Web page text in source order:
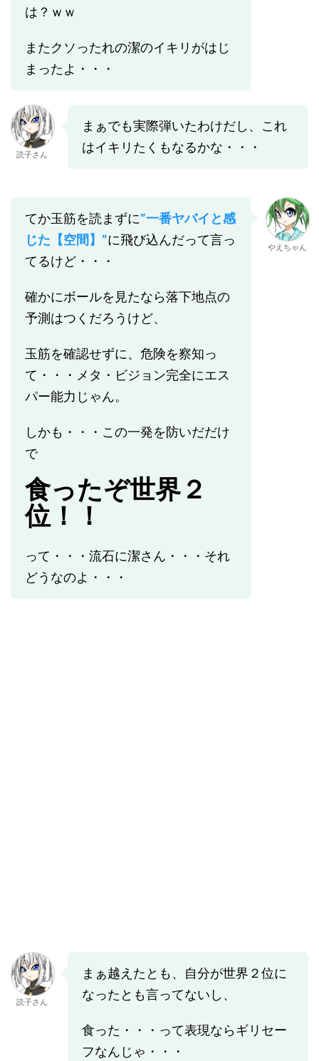
は？ｗｗ
またクソったれの潔のイキリがはじ
まったよ・・・
読子さん
まぁでも実際弾いたわけだし、これ
はイキリたくもなるかな・・・
てか玉筋を読まずに”一番ヤバイと感
じた【空間】”に飛び込んだって言っ
てるけど・・・
確かにボールを見たなら落下地点の
予測はつくだろうけど、
玉筋を確認せずに、危険を察知っ
て・・・メタ・ビジョン完全にエス
パー能力じゃん。
しかも・・・この一発を防いだだけ
で
食ったぞ世界２
位！！
って・・・流石に潔さん・・・それ
どうなのよ・・・
やえちゃん
読子さん
まぁ越えたとも、自分が世界２位に
なったとも言ってないし、
食った・・・って表現ならギリセー
フなんじゃ・・・